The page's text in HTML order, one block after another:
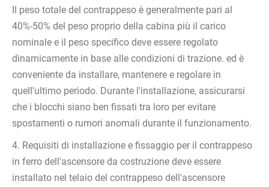
Il peso totale del contrappeso è generalmente pari al
40%-50% del peso proprio della cabina più il carico
nominale e il peso specifico deve essere regolato
dinamicamente in base alle condizioni di trazione. ed è
conveniente da installare, mantenere e regolare in
quell'ultimo periodo. Durante l'installazione, assicurarsi
che i blocchi siano ben fissati tra loro per evitare
spostamenti o rumori anomali durante il funzionamento.
4. Requisiti di installazione e fissaggio per il contrappeso
in ferro dell'ascensore da costruzione deve essere
installato nel telaio del contrappeso dell'ascensore